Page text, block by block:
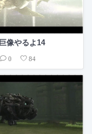
像やるよ14
0 84